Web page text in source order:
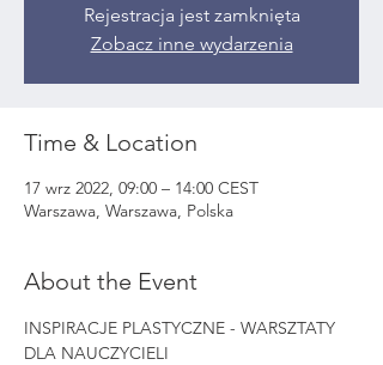
Rejestracja jest zamknięta
Zobacz inne wydarzenia
Time & Location
17 wrz 2022, 09:00 – 14:00 CEST
Warszawa, Warszawa, Polska
About the Event
INSPIRACJE PLASTYCZNE - WARSZTATY
DLA NAUCZYCIELI